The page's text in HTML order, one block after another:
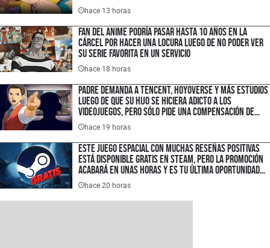
hace 13 horas
Fan del anime podría pasar hasta 10 años en la
cárcel por hacer una locura luego de no poder ver
su serie favorita en un servicio
hace 18 horas
Padre demanda a Tencent, HoyoVerse y más estudios
luego de que su hijo se hiciera adicto a los
videojuegos, pero sólo pide una compensación de
$1.50 USD porque quiere hacer un cambio histórico
en la industria
hace 19 horas
Este juego espacial con muchas reseñas positivas
está disponible gratis en Steam, pero la promoción
acabará en unas horas y es tu última oportunidad
para ahorrar $300 pesos
hace 20 horas